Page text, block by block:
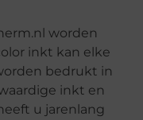
worden
inkt kan elke
bedrukt in
inkt en
u jarenlang